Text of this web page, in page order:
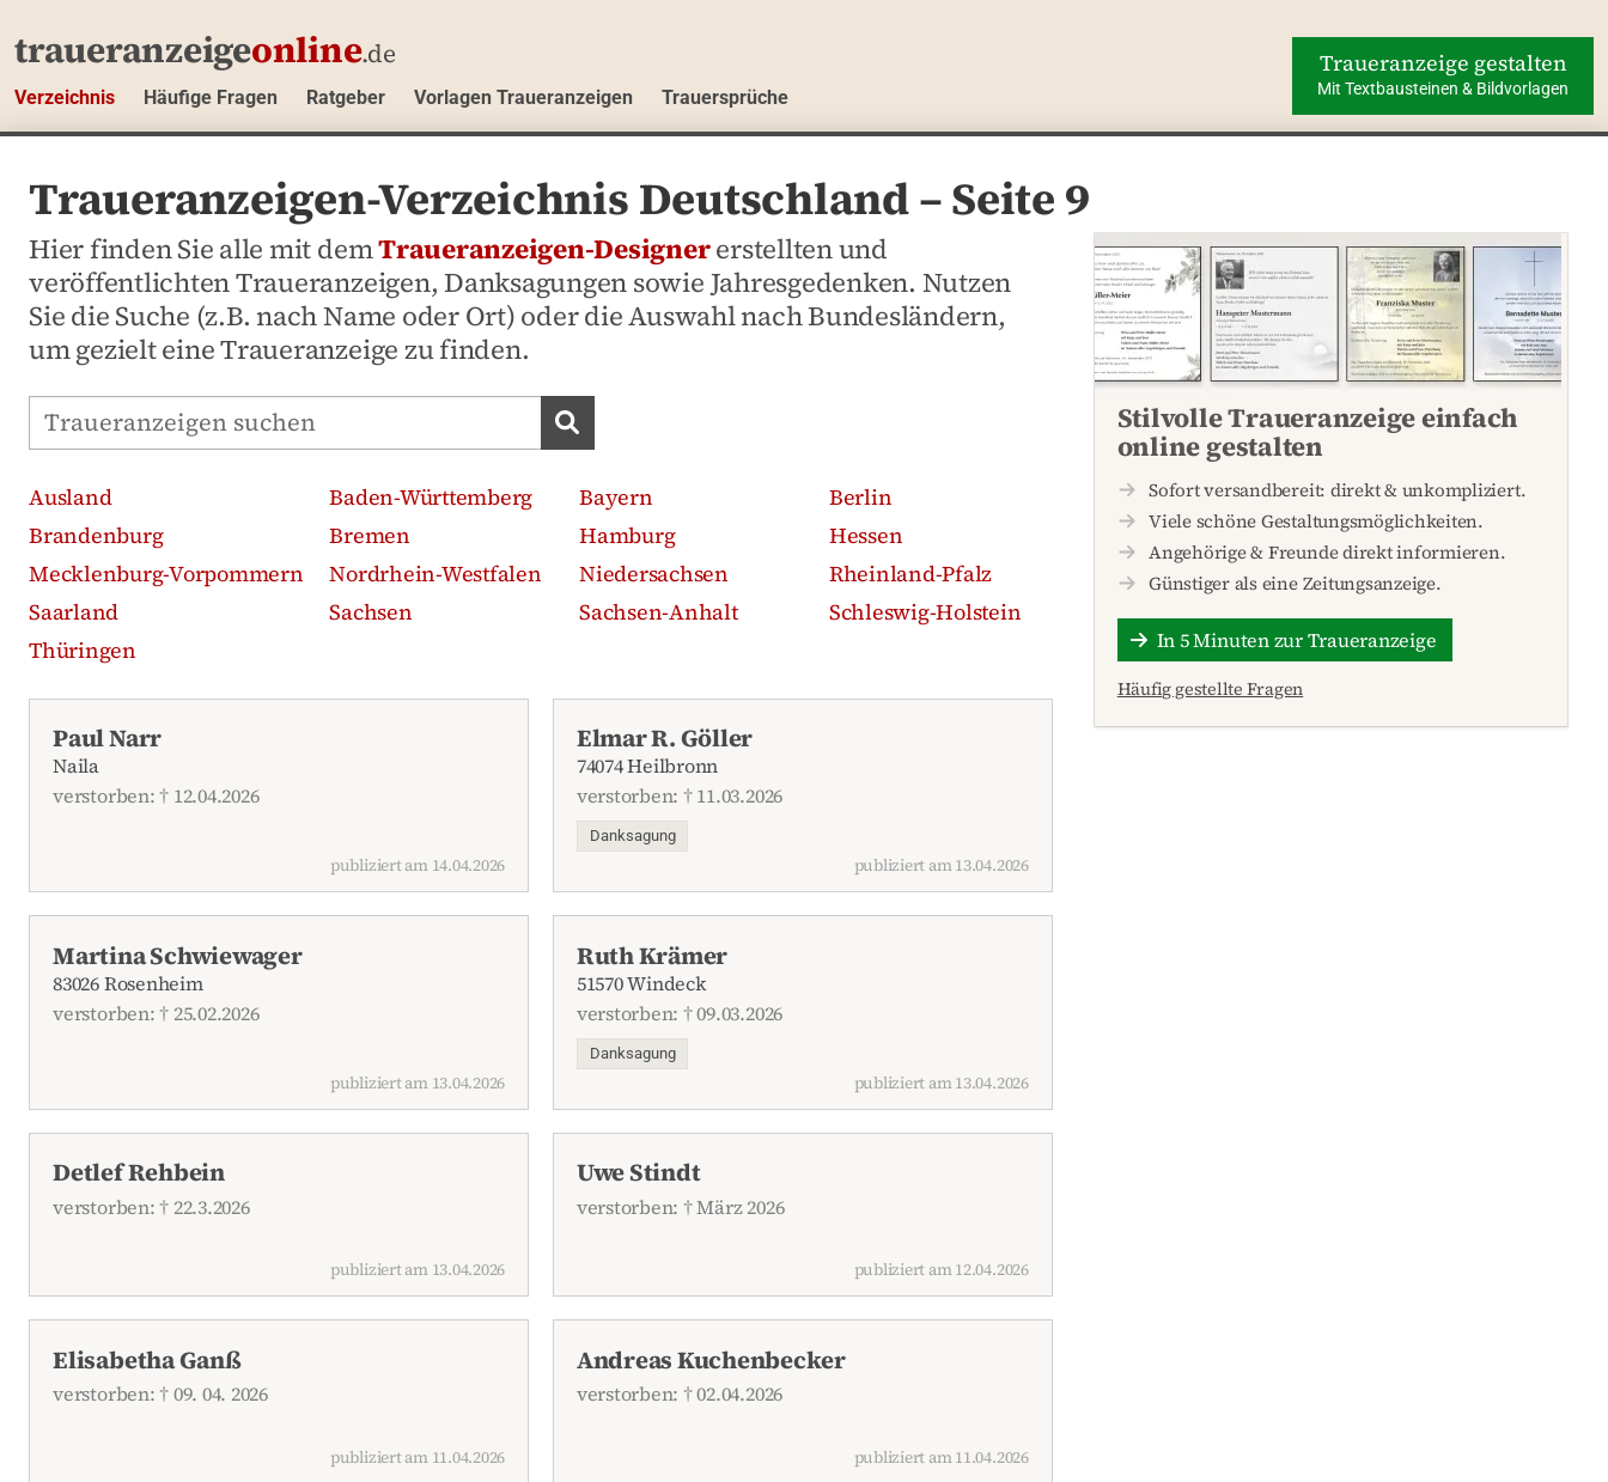
traueranzeigeonline.de
Verzeichnis Häufige Fragen Ratgeber Vorlagen Traueranzeigen Trauersprüche
Traueranzeige gestalten
Mit Textbausteinen & Bildvorlagen
Traueranzeigen-Verzeichnis Deutschland – Seite 9
Hier finden Sie alle mit demTraueranzeigen-Designererstellten und
veröffentlichten Traueranzeigen, Danksagungen sowie Jahresgedenken. Nutzen
Sie die Suche (z.B. nach Name oder Ort) oder die Auswahl nach Bundesländern,
um gezielt eine Traueranzeige zu finden.
Traueranzeigen-Portal durchsuchen
Traueranzeigen suchen
Ausland Baden-Württemberg Bayern
Berlin
Brandenburg
Bremen Hamburg
Hessen
Mecklenburg-Vorpommern
Nordrhein-Westfalen Niedersachsen
Rheinland-Pfalz
Saarland
Sachsen Sachsen-Anhalt
Schleswig-Holstein
Thüringen
Paul Narr
Naila
verstorben: † 12.04.2026
publiziert am 14.04.2026
Elmar R. Göller
74074 Heilbronn
verstorben: † 11.03.2026
Danksagung
publiziert am 13.04.2026
Martina Schwiewager
83026 Rosenheim
verstorben: † 25.02.2026
publiziert am 13.04.2026
Ruth Krämer
51570 Windeck
verstorben: † 09.03.2026
Danksagung
publiziert am 13.04.2026
Detlef Rehbein
verstorben: † 22.3.2026
publiziert am 13.04.2026
Uwe Stindt
verstorben: † März 2026
publiziert am 12.04.2026
Elisabetha Ganß
verstorben: † 09. 04. 2026
publiziert am 11.04.2026
Andreas Kuchenbecker
verstorben: † 02.04.2026
publiziert am 11.04.2026
Stilvolle Traueranzeige einfach
online gestalten
Sofort versandbereit: direkt & unkompliziert.
Viele schöne Gestaltungsmöglichkeiten.
Angehörige & Freunde direkt informieren.
Günstiger als eine Zeitungsanzeige.
In 5 Minuten zur Traueranzeige
Häufig gestellte Fragen